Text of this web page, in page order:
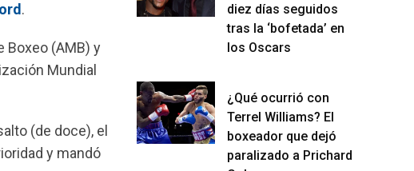
.
Boxeo (AMB) y
Mundial
(de doce), el
y mandó
diez días seguidos
tras la ‘bofetada’ en
los Oscars
¿Qué ocurrió con
Terrel Williams? El
boxeador que dejó
paralizado a Prichard